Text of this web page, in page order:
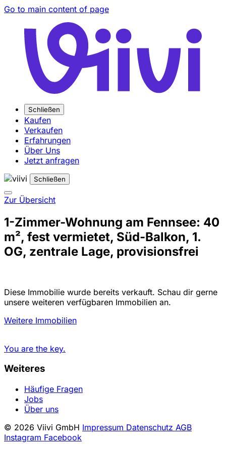
Go to main content of page
Schließen
Kaufen
Verkaufen
Erfahrungen
Über Uns
Jetzt anfragen
Schließen
Zur Übersicht
1-Zimmer-Wohnung am Fennsee: 40
m², fest vermietet, Süd-Balkon, 1.
OG, zentrale Lage, provisionsfrei
Diese Immobilie wurde bereits verkauft. Schau dir gerne
unsere weiteren verfügbaren Immobilien an.
Weitere Immobilien
You are the key.
Weiteres
Häufige Fragen
Jobs
Über uns
© 2026 Viivi GmbH Impressum Datenschutz AGB
Instagram Facebook